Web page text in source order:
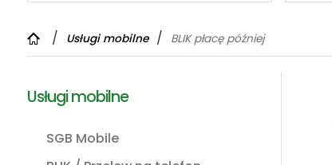
Usługi mobilne BLIK płacę później
Usługi mobilne
SGB Mobile